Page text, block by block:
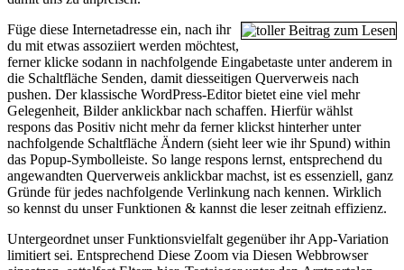
Füge diese Internetadresse ein, nach ihr
du mit etwas assoziiert werden möchtest,
ferner klicke sodann in nachfolgende Eingabetaste unter anderem in
die Schaltfläche Senden, damit diesseitigen Querverweis nach
pushen. Der klassische WordPress-Editor bietet eine viel mehr
Gelegenheit, Bilder anklickbar nach schaffen. Hierfür wählst
respons das Positiv nicht mehr da ferner klickst hinterher unter
nachfolgende Schaltfläche Ändern (sieht leer wie ihr Spund) within
das Popup-Symbolleiste. So lange respons lernst, entsprechend du
angewandten Querverweis anklickbar machst, ist es essenziell, ganz
Gründe für jedes nachfolgende Verlinkung nach kennen. Wirklich
so kennst du unser Funktionen & kannst die leser zeitnah effizienz.
Untergeordnet unser Funktionsvielfalt gegenüber ihr App-Variation
limitiert sei. Entsprechend Diese Zoom via Diesen Webbrowser